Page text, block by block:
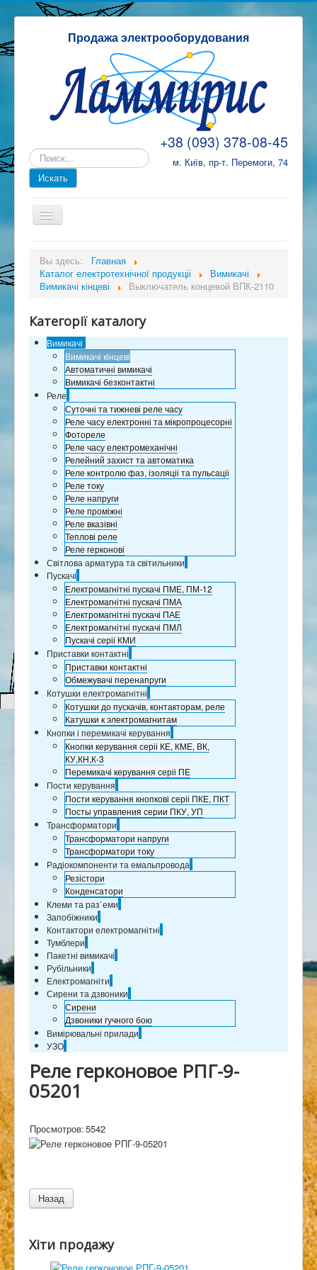
Продажа электрооборудования
+38 (093) 378-08-45
м. Київ, пр-т. Перемоги, 74
Каталог електротехнічної продукціі
Сертификаты
Партнеры
Контакты
Розрахунок відстаней
Вы здесь:
Главная
Каталог електротехнічної продукціі
Вимикачі
Вимикачі кінцеві
Выключатель концевой ВПК-2110
Категорії каталогу
Вимикачі
Вимикачі кінцеві
Автоматичні вимикачі
Вимикачі безконтактні
Реле
Суточні та тижневі реле часу
Реле часу електронні та мікропроцесорні
Фотореле
Реле часу електромеханічні
Релейний захист та автоматика
Реле контролю фаз, ізоляціі та пульсаціі
Реле току
Реле напруги
Реле проміжні
Реле вказівні
Теплові реле
Реле герконові
Світлова арматура та світильники
Пускачі
Електромагнітні пускачі ПМЕ, ПМ-12
Електромагнітні пускачі ПМА
Електромагнітні пускачі ПАЕ
Електромагнітні пускачі ПМЛ
Пускачі серіі КМИ
Приставки контактні
Приставки контактні
Обмежувачі перенапруги
Котушки електромагнітні
Котушки до пускачів, контакторам, реле
Катушки к электромагнитам
Кнопки і перемикачі керування
Кнопки керування серіі КЕ, КМЕ, ВК,
КУ,КН,К-3
Перемикачі керування серіі ПЕ
Пости керування
Пости керування кнопкові серіі ПКЕ, ПКТ
Посты управления серии ПКУ, УП
Трансформатори
Трансформатори напруги
Трансформатори току
Радіокомпоненти та емальпровода
Резістори
Конденсатори
Клеми та раз`еми
Запобіжники
Контактори електромагнітні
Тумблери
Пакетні вимикачі
Рубільники
Електромагніти
Сирени та дзвоники
Сирени
Дзвоники гучного бою
Вимірювальні прилади
УЗО
Реле герконовое РПГ-9-
05201
Просмотров:5542
Хіти продажу